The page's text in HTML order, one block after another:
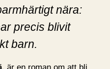
nära:
precis blivit
barn.